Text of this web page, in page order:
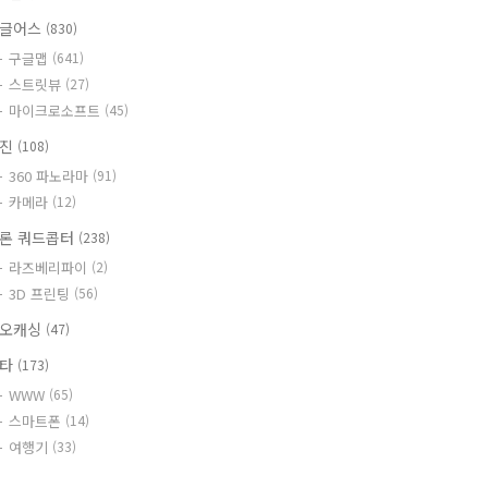
어스 (830)
구글맵 (641)
스트릿뷰 (27)
마이크로소프트 (45)
(108)
360 파노라마 (91)
카메라 (12)
쿼드콥터 (238)
라즈베리파이 (2)
3D 프린팅 (56)
캐싱 (47)
(173)
WWW (65)
스마트폰 (14)
여행기 (33)